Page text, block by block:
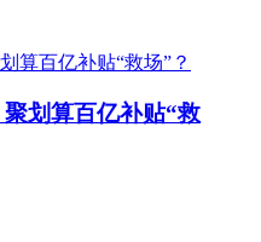
划算百亿补贴“救